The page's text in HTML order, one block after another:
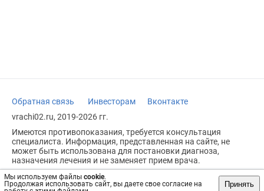
Мы используем файлы cookie.
Продолжая использовать сайт, вы даете свое согласие на
Принять
Обратная связь Инвесторам
Вконтакте
vrachi02.ru, 2019-2026 гг.
Имеются противопоказания, требуется консультация
специалиста. Информация, представленная на сайте, не
может быть использована для постановки диагноза,
назначения лечения и не заменяет прием врача.
Возрастное ограничение: 18+